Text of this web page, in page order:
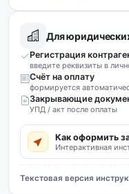
Для
Регистрация
введите реквизиты в
Счёт на оплату
формируется
Закрывающие
УПД / акт после оплаты
Как оформить
Интерактивная
Текстовая версия